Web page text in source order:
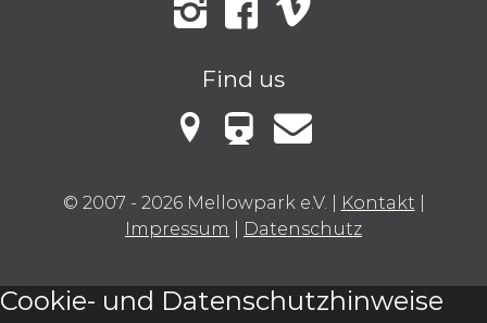
Find us
VBB Fahrinfo
© 2007 - 2026 Mellowpark e.V. Kontakt
Impressum
Datenschutz
Cookie- und Datenschutzhinweise